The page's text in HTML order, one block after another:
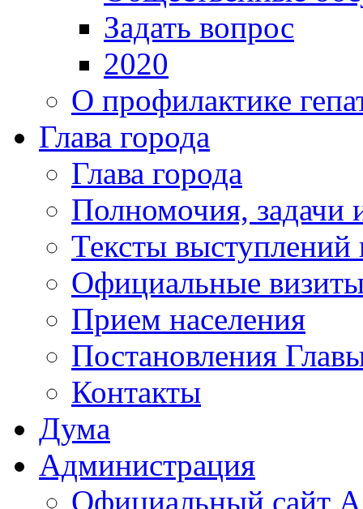
Задать вопрос
2020
О профилактике
Глава города
Глава города
Полномочия, задачи
Тексты выступлений
Официальные
Прием населения
Постановления
Контакты
Дума
Администрация
Официальный сайт